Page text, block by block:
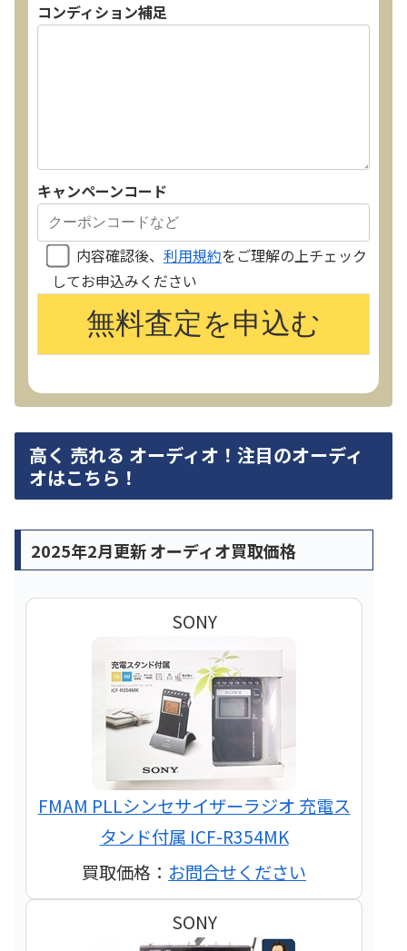
コンディション補足
キャンペーンコード
内容確認後、 利用規約をご理解の上チェック
してお申込みください
高く 売れる オーディオ！注目のオーディ
オはこちら！
2025年2月更新 オーディオ買取価格
SONY
FMAM PLLシンセサイザーラジオ 充電ス
タンド付属 ICF-R354MK
買取価格： お問合せください
SONY